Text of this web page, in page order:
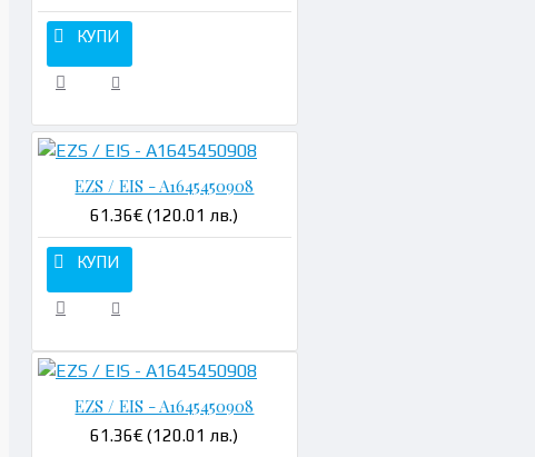
КУПИ
EZS / EIS - A1645450908
61.36€ (120.01 лв.)
КУПИ
EZS / EIS - A1645450908
61.36€ (120.01 лв.)